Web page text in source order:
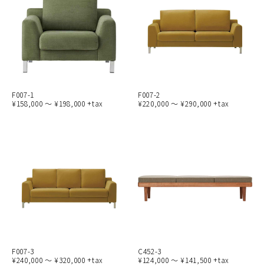
F007-1
¥158,000 ～ ¥198,000 +tax
F007-2
¥220,000 ～ ¥290,000 +tax
F007-3
¥240,000 ～ ¥320,000 +tax
C452-3
¥124,000 ～ ¥141,500 +tax